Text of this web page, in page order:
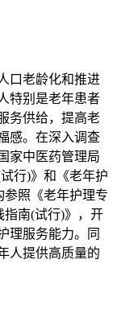
口老龄化和推进
特别是老年患者
务供给，提高老
感。在深入调查
家中医药管理局
行)》和《老年护
照《老年护理专
指南(试行)》，开
理服务能力。同
人提供高质量的